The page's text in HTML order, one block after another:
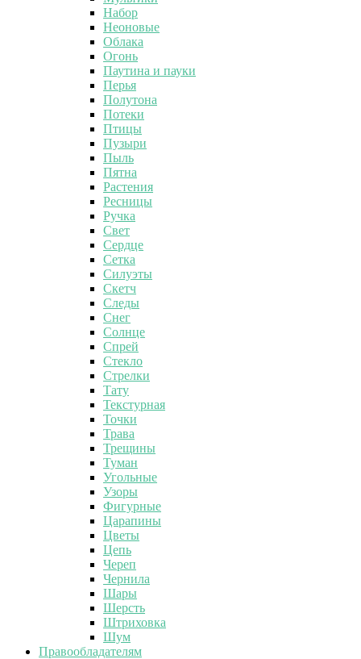
Набор
Неоновые
Облака
Огонь
Паутина и пауки
Перья
Полутона
Потеки
Птицы
Пузыри
Пыль
Пятна
Растения
Ресницы
Ручка
Свет
Сердце
Сетка
Силуэты
Скетч
Следы
Снег
Солнце
Спрей
Стекло
Стрелки
Тату
Текстурная
Точки
Трава
Трещины
Туман
Угольные
Узоры
Фигурные
Царапины
Цветы
Цепь
Череп
Чернила
Шары
Шерсть
Штриховка
Шум
Правообладателям